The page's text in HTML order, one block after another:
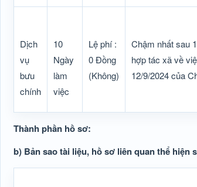
Dịch
vụ
bưu
chính
10
Ngày
làm
việc
Lệ phí :
0 Đồng
(Không)
Chậm nhất sau
hợp tác xã về
12/9/2024 của
Thành phần hồ sơ:
b) Bản sao tài liệu, hồ sơ liên quan thể